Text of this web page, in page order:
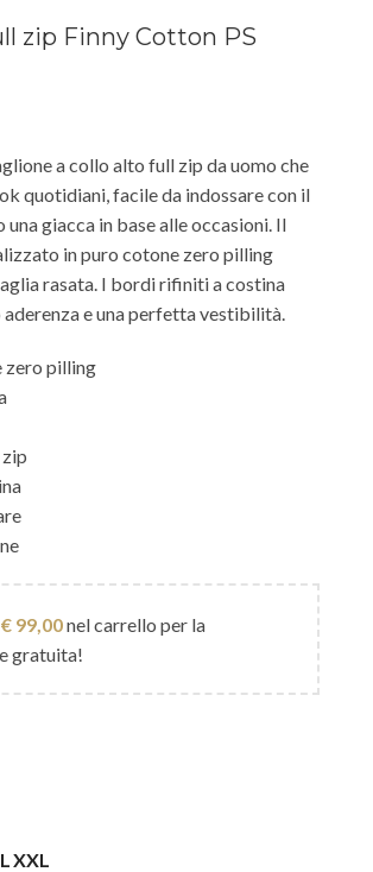
zip Finny Cotton PS
a collo alto full zip da uomo che
quotidiani, facile da indossare con il
una giacca in base alle occasioni. Il
in puro cotone zero pilling
rasata. I bordi rifiniti a costina
e una perfetta vestibilità.
zero pilling
€ 99,00nel carrello per la
gratuita!
XXL